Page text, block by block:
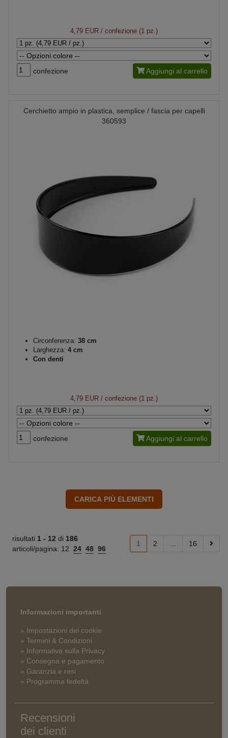
4,79 EUR / confezione (1 pz.)
confezione Aggiungi al carrello
Cerchietto ampio in plastica, semplice / fascia per capelli
360593
Circonferenza: 38 cm
Larghezza: 4 cm
Con denti
4,79 EUR / confezione (1 pz.)
confezione Aggiungi al carrello
risultati 1 - 12 di 186
articoli/pagina: 12 24 48 96
1 2 16
Informazioni importanti
» Impostazioni dei cookie
» Termini & Condizioni
» Informativa sulla Privacy
» Consegna e pagamento
» Garanzia e resi
» Programma fedeltà
Recensioni
dei clienti